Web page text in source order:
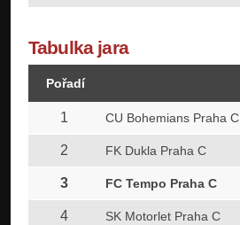
Tabulka jara
Pořadí
1 CU Bohemians Praha C
2 FK Dukla Praha C
3 FC Tempo Praha C
4 SK Motorlet Praha C